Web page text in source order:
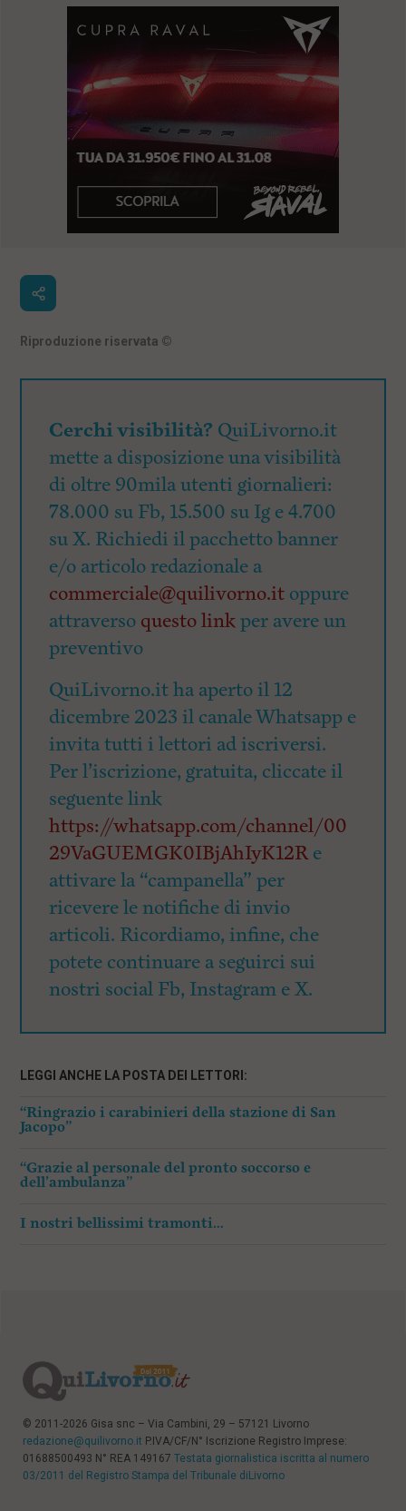
Riproduzione riservata ©
Cerchi visibilità? QuiLivorno.it
mette a disposizione una visibilità
di oltre 90mila utenti giornalieri:
78.000 su Fb, 15.500 su Ig e 4.700
su X. Richiedi il pacchetto banner
e/o articolo redazionale a
commerciale@quilivorno.it oppure
attraverso questo linkper avere un
preventivo
QuiLivorno.it ha aperto il 12
dicembre 2023 il canale Whatsapp e
invita tutti i lettori ad iscriversi.
Per l’iscrizione, gratuita, cliccate il
seguente link
https://whatsapp.com/channel/00
29VaGUEMGK0IBjAhIyK12Re
attivare la “campanella” per
ricevere le notifiche di invio
articoli. Ricordiamo, infine, che
potete continuare a seguirci sui
nostri social Fb, Instagram e X.
LEGGI ANCHE LA POSTA DEI LETTORI:
“Ringrazio i carabinieri della stazione di San
Jacopo”
“Grazie al personale del pronto soccorso e
dell’ambulanza”
I nostri bellissimi tramonti…
© 2011-2026 Gisa snc – Via Cambini, 29 – 57121 Livorno
redazione@quilivorno.it P.IVA/CF/N° Iscrizione Registro Imprese:
01688500493 N° REA 149167 Testata giornalistica iscritta al numero
03/2011 del Registro Stampa del Tribunale diLivorno